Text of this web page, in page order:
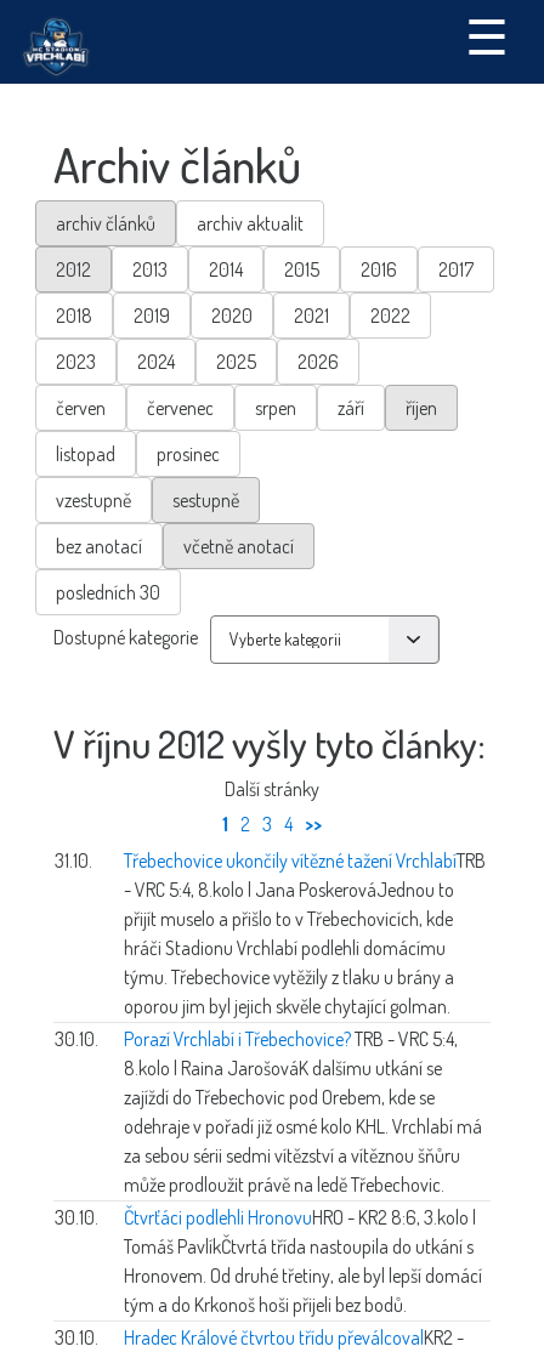
☰
Archiv článků
archiv článků
archiv aktualit
2012
2013 2014 2015 2016
2017
2018
2019 2020 2021
2022
2023
2024 2025
2026
červen
červenec srpen září
říjen
listopad
prosinec
vzestupně
sestupně
bez anotací
včetně anotací
posledních 30
Dostupné kategorie
V říjnu 2012 vyšly tyto články:
Další stránky
1 2 3 4 >>
31.10.
Třebechovice ukončily vítězné tažení VrchlabíTRB
- VRC 5:4, 8.kolo | Jana PoskerováJednou to
přijít muselo a přišlo to v Třebechovicích, kde
hráči Stadionu Vrchlabí podlehli domácímu
týmu. Třebechovice vytěžily z tlaku u brány a
oporou jim byl jejich skvěle chytající golman.
30.10.
Porazí Vrchlabí i Třebechovice?TRB - VRC 5:4,
8.kolo | Raina JarošováK dalšímu utkání se
zajíždí do Třebechovic pod Orebem, kde se
odehraje v pořadí již osmé kolo KHL. Vrchlabí má
za sebou sérii sedmi vítězství a vítěznou šňůru
může prodloužit právě na ledě Třebechovic.
30.10.
Čtvrťáci podlehli HronovuHRO - KR2 8:6, 3.kolo |
Tomáš PavlíkČtvrtá třída nastoupila do utkání s
Hronovem. Od druhé třetiny, ale byl lepší domácí
tým a do Krkonoš hoši přijeli bez bodů.
30.10.
Hradec Králové čtvrtou třídu převálcovalKR2 -